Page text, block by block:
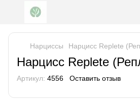
Нарциссы Нарцисс Replete
Нарцисс Replete
Артикул: 4556 Оставить отзыв